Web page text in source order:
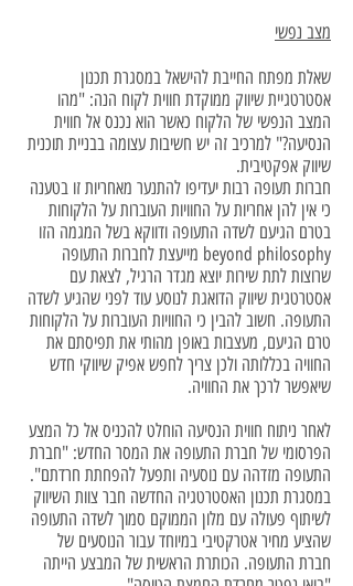
מצב נפשי
שאלת מפתח החייבת להישאל במסגרת תכנון
אסטרטגיית שיווק ממוקדת חווית לקוח הנה: "מהו
המצב הנפשי של הלקוח כאשר הוא נכנס אל חווית
הנסיעה?" למרכיב זה יש חשיבות עצומה בבניית תוכנית
שיווק אפקטיבית.
חברות תעופה רבות יעדיפו להתנער מאחריות זו בטענה
כי אין להן אחריות על החוויות העוברות על הלקוחות
בטרם הגיעם לשדה התעופה ודווקא בשל המגמה הזו
beyond philosophy מייעצת לחברות התעופה
שרוצות לתת שירות יוצא מגדר הרגיל, לצאת עם
אסטרטגית שיווק הדואגת לנוסע עוד לפני שהגיע לשדה
התעופה. חשוב להבין כי החוויות העוברות על הלקוחות
טרם הגיעם, מעצבות באופן מהותי את תפיסתם את
החוויה בכללותה ולכן צריך לחפש אפיק שיווקי חדש
שיאפשר לרכך את החוויה.
לאחר ניתוח חווית הנסיעה הוחלט להכניס אל כל המצע
הפרסומי של חברת התעופה את המסר החדש: "חברת
התעופה מזדהה עם נוסעיה ותפעל להפחתת חרדתם".
במסגרת תכנון האסטרטגיה החדשה חבר צוות השיווק
לשיתוף פעולה עם מלון הממוקם סמוך לשדה התעופה
שהציע מחיר אטרקטיבי במיוחד עבור הנוסעים של
חברת התעופה. הכותרת הראשית של המבצע הייתה